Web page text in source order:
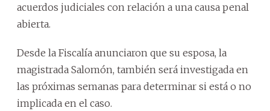
acuerdos judiciales con relación a una causa penal
abierta.
Desde la Fiscalía anunciaron que su esposa, la
magistrada Salomón, también será investigada en
las próximas semanas para determinar si está o no
implicada en el caso.